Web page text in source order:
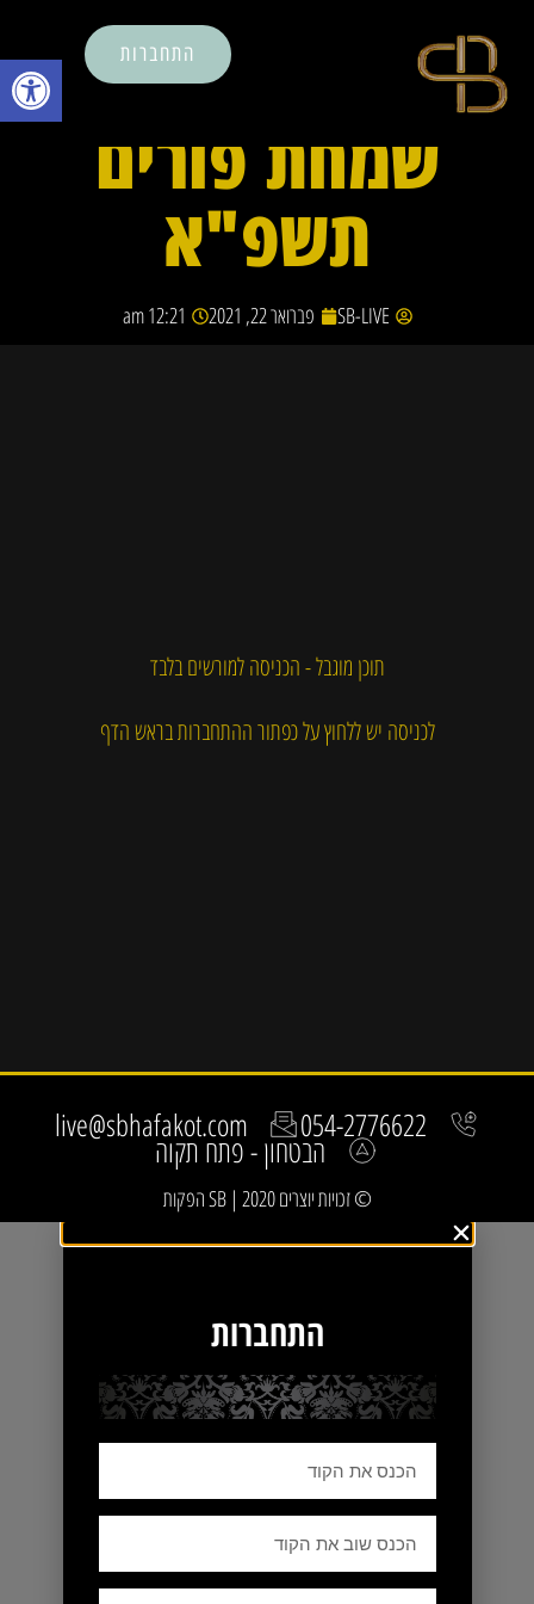
פתח התחברות
שמחת פורים
תשפ"א
SB-LIVE פברואר 22, 2021 12:21 am
תוכן מוגבל - הכניסה למורשים בלבד
לכניסה יש ללחוץ על כפתור ההתחברות בראש הדף
© זכויות יוצרים 2020 | SB הפקות
054-2776622
live@sbhafakot.com
הבטחון - פתח תקוה
התחברות